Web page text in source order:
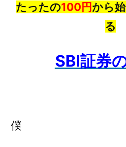
たったの100円から
る
SBI証券
僕